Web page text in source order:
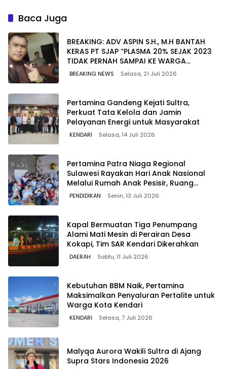
Baca Juga
BREAKING: ADV ASPIN S.H., M.H BANTAH
KERAS PT SJAP “PLASMA 20% SEJAK 2023
TIDAK PERNAH SAMPAI KE WARGA
WAWOONE!
BREAKING NEWS Selasa, 21 Juli 2026
Pertamina Gandeng Kejati Sultra,
Perkuat Tata Kelola dan Jamin
Pelayanan Energi untuk Masyarakat
KENDARI Selasa, 14 Juli 2026
Pertamina Patra Niaga Regional
Sulawesi Rayakan Hari Anak Nasional
Melalui Rumah Anak Pesisir, Ruang
Tumbuh Generasi Penjaga Pesisir
PENDIDIKAN Senin, 13 Juli 2026
Kapal Bermuatan Tiga Penumpang
Alami Mati Mesin di Perairan Desa
Kokapi, Tim SAR Kendari Dikerahkan
DAERAH Sabtu, 11 Juli 2026
Kebutuhan BBM Naik, Pertamina
Maksimalkan Penyaluran Pertalite untuk
Warga Kota Kendari
KENDARI Selasa, 7 Juli 2026
Malyqa Aurora Wakili Sultra di Ajang
Supra Stars Indonesia 2026